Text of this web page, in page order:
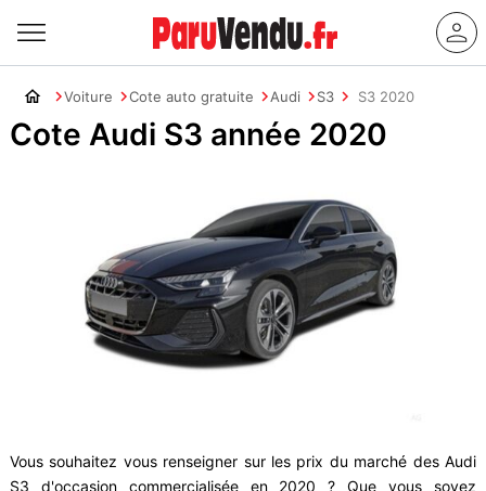
Voiture Cote auto gratuite Audi S3 S3 2020
Cote Audi S3 année 2020
Vous souhaitez vous renseigner sur les prix du marché des Audi
S3 d'occasion commercialisée en 2020 ? Que vous soyez